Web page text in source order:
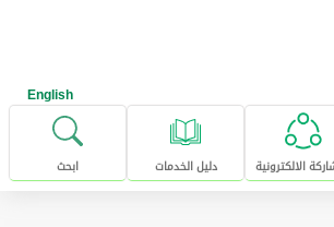
الرئيسي
English
الالكترونية دليل الخدمات ابحث